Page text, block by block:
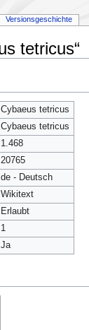
tetricus“
Cybaeus tetricus
Cybaeus tetricus
1.468
20765
de - Deutsch
Wikitext
Erlaubt
1
Ja
Versionsgeschichte